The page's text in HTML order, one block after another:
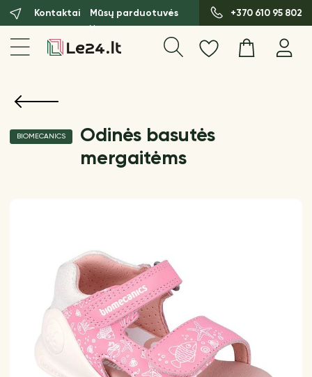
Kontaktai Mūsų parduotuvės +370 610 95 802
BIOMECANICS
Odinės basutės
mergaitėms